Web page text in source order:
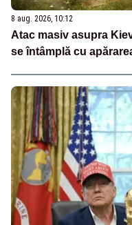
8 aug. 2026, 10:12
Atac masiv asupra
se întâmplă cu